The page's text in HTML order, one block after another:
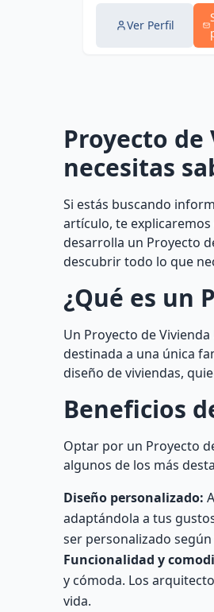
Ver Perfil
Proyecto
necesitas
Si estás buscando
artículo, te
desarrolla un Proyecto
descubrir todo lo que
¿Qué es un
Un Proyecto de
destinada a una única
diseño de viviendas,
Beneficios
Optar por un Proyecto
algunos de los más
Diseño personalizado:
adaptándola a tus
ser personalizado
Funcionalidad y
y cómoda. Los
vida.